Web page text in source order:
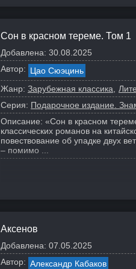
Сон в красном тереме. Том 1
Добавлена: 30.08.2025
Автор: Цао Сюэцинь
Жанр: Зарубежная классика
Серия: Подарочное издание.
Описание: «Сон в красном
классических романов на
повествование об упадке двух
– помимо ...
Аксенов
Добавлена: 07.05.2025
Автор: Александр Кабаков